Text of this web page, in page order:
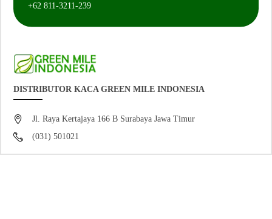
+62 811-3211-239
DISTRIBUTOR KACA GREEN MILE INDONESIA
Jl. Raya Kertajaya 166 B Surabaya Jawa Timur
(031) 501021